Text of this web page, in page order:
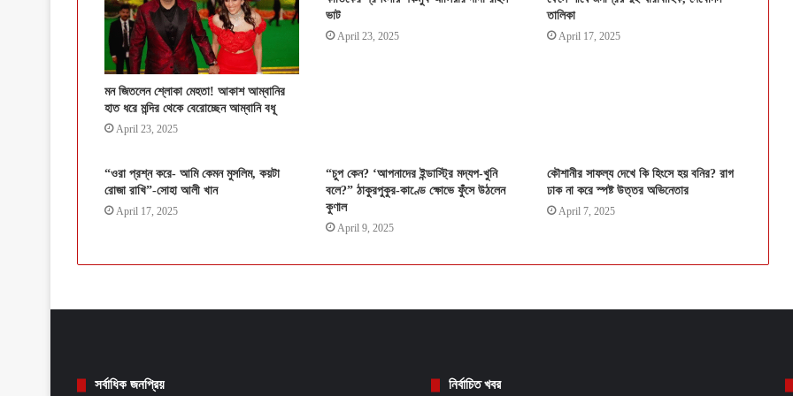
মন জিতলেন শ্লোকা মেহতা! আকাশ আম্বানির
হাত ধরে মন্দির থেকে বেরোচ্ছেন আম্বানি বধূ
April 23, 2025
ভাট
April 23, 2025
তালিকা
April 17, 2025
“ওরা প্রশ্ন করে- আমি কেমন মুসলিম, কয়টা
রোজা রাখি”-সোহা আলী খান
April 17, 2025
“চুপ কেন? ‘আপনাদের ইন্ডাস্ট্রি মদ্যপ-খুনি
বলে?” ঠাকুরপুকুর-কাণ্ডে ক্ষোভে ফুঁসে উঠলেন
কুণাল
April 9, 2025
কৌশানীর সাফল্য দেখে কি হিংসে হয় বনির? রাগ
ঢাক না করে স্পষ্ট উত্তর অভিনেতার
April 7, 2025
সর্বাধিক জনপ্রিয় নির্বাচিত খবর